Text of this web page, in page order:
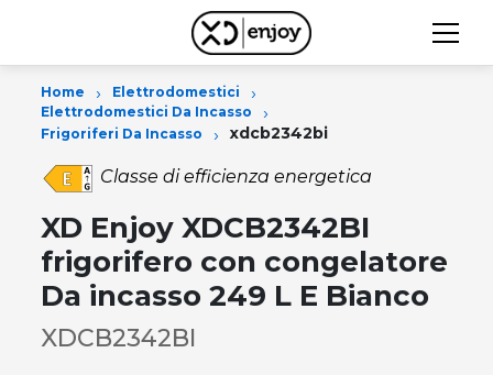
Home › Elettrodomestici ›
Elettrodomestici Da Incasso ›
Frigoriferi Da Incasso › xdcb2342bi
Classe di efficienza energetica
XD Enjoy XDCB2342BI
frigorifero con congelatore
Da incasso 249 L E Bianco
XDCB2342BI